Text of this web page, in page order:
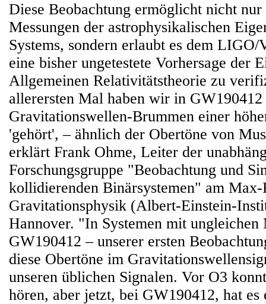
Diese Beobachtung ermöglicht nicht nur
Messungen der astrophysikalischen
Systems, sondern erlaubt es dem LIGO/
eine bisher ungetestete Vorhersage der
Allgemeinen Relativitätstheorie zu
allerersten Mal haben wir in GW190412
Gravitationswellen-Brummen einer
'gehört', – ähnlich der Obertöne von
erklärt Frank Ohme, Leiter der
Forschungsgruppe "Beobachtung und
kollidierenden Binärsystemen" am
Gravitationsphysik (Albert-Einstein-
Hannover. "In Systemen mit ungleichen
GW190412 – unserer ersten
diese Obertöne im
unseren üblichen Signalen. Vor O3
hören, aber jetzt, bei GW190412, hat